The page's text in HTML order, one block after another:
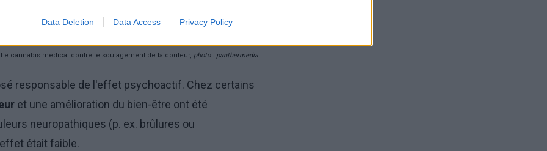
Data Deletion Data Access Privacy Policy
Le cannabis médical contre le soulagement de la douleur, photo : panthermedia
responsable de l'effet psychoactif. Chez certains
et une amélioration du bien-être ont été
neuropathiques (p. ex. brûlures ou
était faible.